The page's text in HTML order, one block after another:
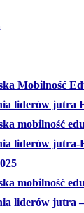
Mobilność
liderów jutra
mobilność
liderów
mobilność
liderów jutra